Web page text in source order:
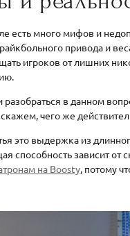
есть много мифов и
привода и
игроков от лишних
в данном
чего же
это выдержка из
способность зависит от
на Boosty, потому